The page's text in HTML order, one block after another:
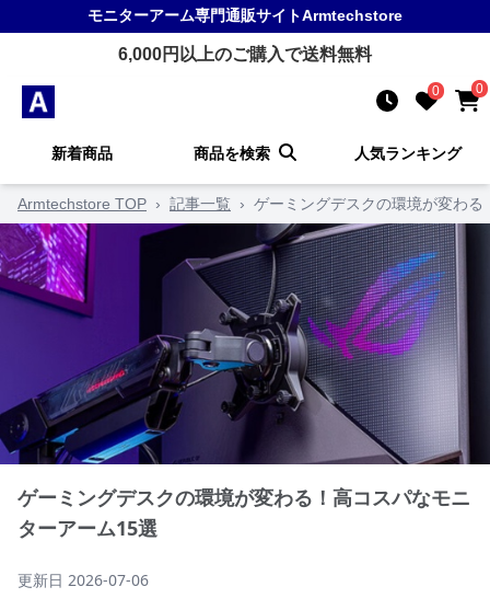
モニターアーム専門通販サイトArmtechstore
6,000円以上のご購入で送料無料
0 0
新着商品 商品を検索 人気ランキング
Armtechstore TOP › 記事一覧 › ゲーミングデスクの環境が変わ
ゲーミングデスクの環境が変わる！高コスパなモニ
ターアーム15選
更新日 2026-07-06